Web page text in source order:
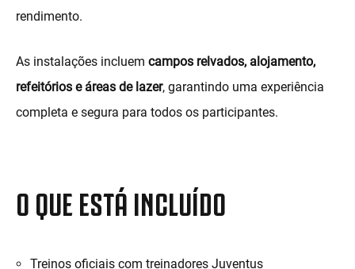
rendimento.
As instalações incluem campos relvados, alojamento,
refeitórios e áreas de lazer, garantindo uma experiência
completa e segura para todos os participantes.
O QUE ESTÁ INCLUÍDO
Treinos oficiais com treinadores Juventus